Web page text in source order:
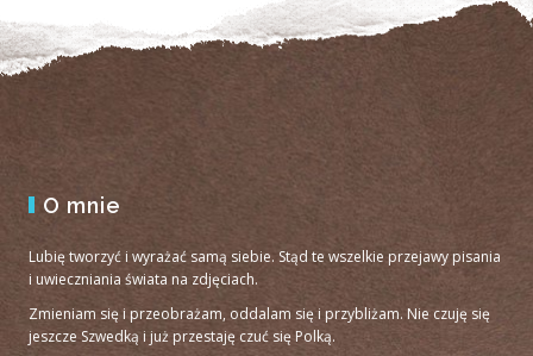
O mnie
Lubię tworzyć i wyrażać samą siebie. Stąd te wszelkie przejawy pisania
i uwieczniania świata na zdjęciach.
Zmieniam się i przeobrażam, oddalam się i przybliżam. Nie czuję się
jeszcze Szwedką i już przestaję czuć się Polką.